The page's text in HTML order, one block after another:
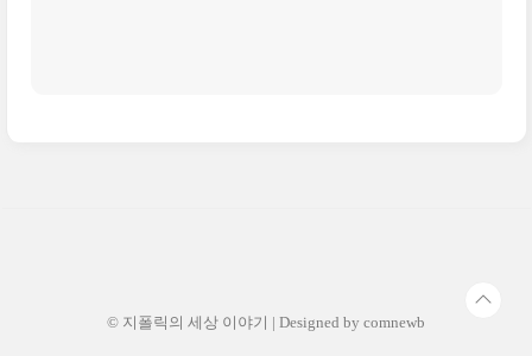
© 지폴릭의 세상 이야기 | Designed by comnewb